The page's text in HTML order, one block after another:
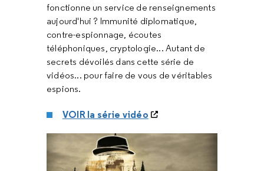
fonctionne un service de renseignements
aujourd'hui ? Immunité diplomatique,
contre-espionnage, écoutes
téléphoniques, cryptologie... Autant de
secrets dévoilés dans cette série de
vidéos... pour faire de vous de véritables
espions.
VOIR la série vidéo